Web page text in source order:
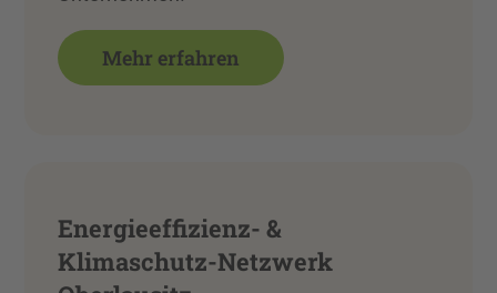
Mehr erfahren
Energieeffizienz- &
Klimaschutz-Netzwerk